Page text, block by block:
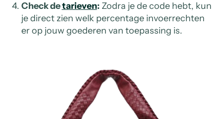
Check detarieven: Zodra je de code hebt, kun
je direct zien welk percentage invoerrechten
er op jouw goederen van toepassing is.